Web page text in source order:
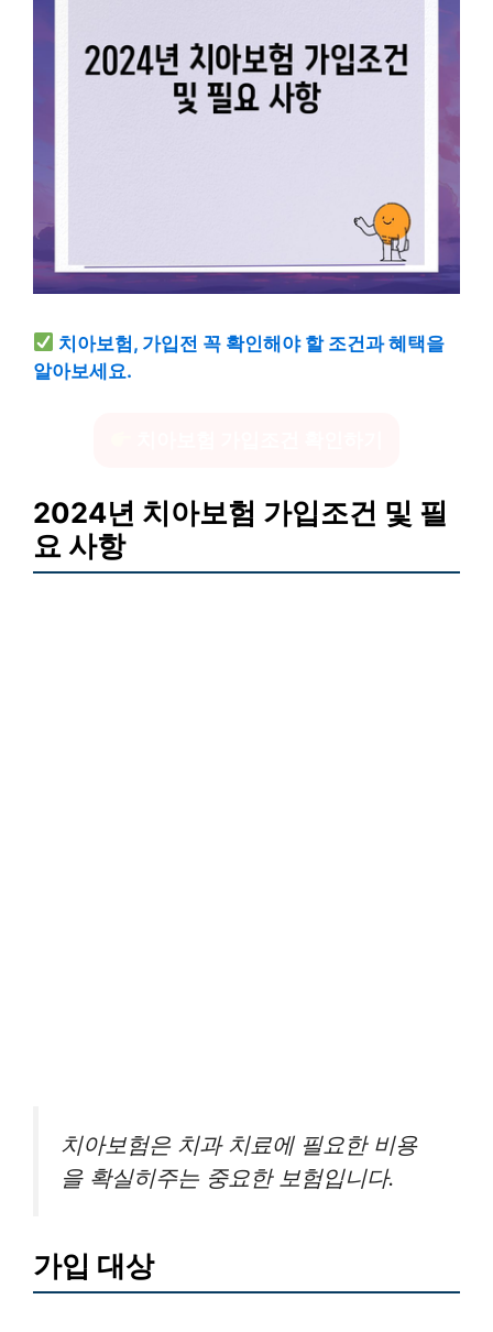
치아보험, 가입전 꼭 확인해야 할 조건과 혜택을
알아보세요.
2024년 치아보험 가입조건 및 필
요 사항
치아보험은 치과 치료에 필요한 비용
을 확실히주는 중요한 보험입니다.
가입 대상